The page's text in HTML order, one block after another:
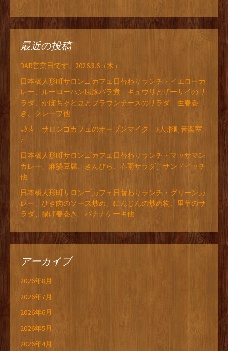
最近の投稿
BAR営業日です。2026.8.6（木）
日本橋人形町サロンゴカフェ日替わりランチ・イエローカ
レー、ルーローハン風豚バラ煮、キュウリとザーサイのサ
ラダ、かぼちゃと豆とブラウンチーズのサラダ、生春巻
き、クレープ他
🌙🎸 サロンゴカフェのオープンマイク ♪人形町音楽室
♪
日本橋人形町サロンゴカフェ日替わりランチ・マッサマン
カレー、麻婆豆腐、きんぴら、春雨サラダ、サンドイッチ
他
日本橋人形町サロンゴカフェ日替わりランチ・グリーンカ
レー、ひき肉のソース炒め、にんじんの炒め物、里芋のサ
ラダ、揚げ春巻き、バナナケーキ他
アーカイブ
2026年8月
2026年7月
2026年6月
2026年5月
2026年4月